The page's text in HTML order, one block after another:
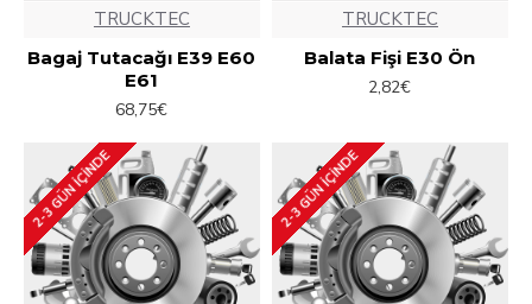
TRUCKTEC
Bagaj Tutacağı E39 E60
E61
68,75€
TRUCKTEC
Balata Fişi E30 Ön
2,82€
2-3 GÜN IÇINDE 2-3 GÜN IÇINDE